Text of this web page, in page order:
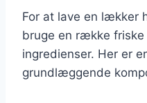
For at lave en lækker
bruge en række friske
ingredienser. Her er
grundlæggende